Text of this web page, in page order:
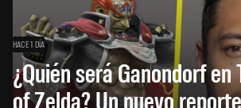
HACE 1 DÍA
¿Quién será Ganondorf en
of Zelda? Un nuevo